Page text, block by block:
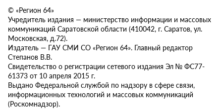
© «Регион 64»
Учредитель издания — министерство информации и массовых
коммуникаций Саратовской области (410042, г. Саратов, ул.
Московская, д.72).
Издатель — ГАУ СМИ СО «Регион 64». Главный редактор
Степанов В.В.
Свидетельство о регистрации сетевого издания Эл № ФС77-
61373 от 10 апреля 2015 г.
Выдано Федеральной службой по надзору в сфере связи,
информационных технологий и массовых коммуникаций
(Роскомнадзор).